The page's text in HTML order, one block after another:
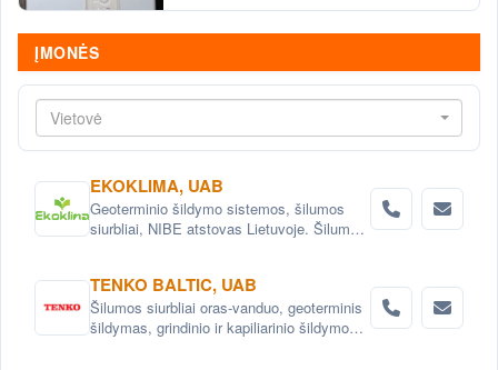
ĮMONĖS
Vietovė
EKOKLIMA, UAB
Geoterminio šildymo sistemos, šilumos
siurbliai, NIBE atstovas Lietuvoje. Šilumos
siurbliai. Išmanūs šilumos siurbliai
TENKO BALTIC, UAB
Šilumos siurbliai oras-vanduo, geoterminis
šildymas, grindinio ir kapiliarinio šildymo